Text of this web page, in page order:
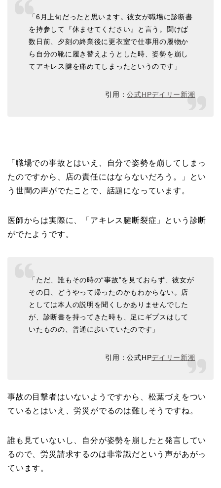
「6月上旬だったと思います。彼女が職場に診断書
を持参して『休ませてください』と言う。聞けば
数日前、夕刻の終業後に更衣室で仕事用の履物か
ら自分の靴に履き替えようとした時、姿勢を崩し
てアキレス腱を痛めてしまったというのです」
引用：公式HPデイリー新潮
「職場での事故とはいえ、自分で姿勢を崩してしまっ
たのですから、店の責任にはならないだろう。」とい
う世間の声がでたことで、話題になっています。
医師からは実際に、「アキレス腱断裂症」という診断
がでたようです。
「ただ、誰もその時の“事故”を見ておらず、彼女が
その日、どうやって帰ったのかもわからない。店
としては本人の説明を聞くしかありませんでした
が、診断書を持ってきた時も、足にギプスはして
いたものの、普通に歩いていたのです」
引用：公式HPデイリー新潮
事故の目撃者はいないようですから、松葉づえをつい
ているとはいえ、労災がでるのは難しそうですね。
誰も見ていないし、自分が姿勢を崩したと発言してい
るので、労災請求するのは非常識だという声があがっ
ています。